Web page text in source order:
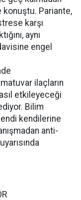
konuştu. Pariante,
karşı
aynı
engel
ilaçların
etkileyeceği
Bilim
kendilerine
anti-